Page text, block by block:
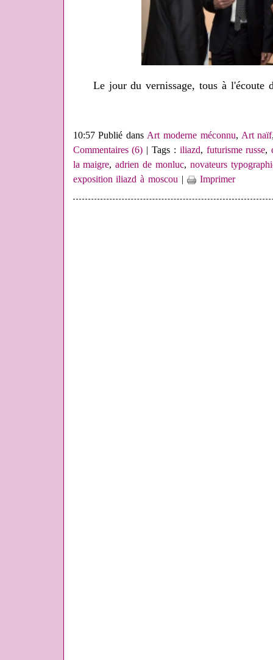
Le jour du vernissage, tous à l'écoute
10:57 Publié dansArt moderne méconnu, Art naïf
Commentaires (6) | Tags : iliazd, futurisme russe,
la maigre,adrien de monluc, novateurs
exposition iliazd à moscou | Imprimer